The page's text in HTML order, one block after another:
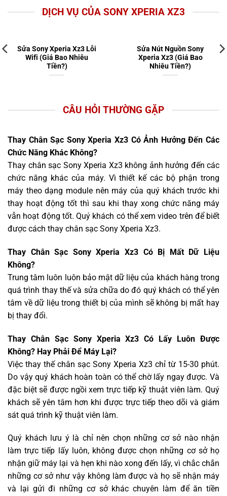
DỊCH VỤ CỦA SONY XPERIA XZ3
Sửa Sony Xperia Xz3 Lỗi
Wifi (Giá Bao Nhiêu
Tiền?)
Sửa Nút Nguồn Sony
Xperia Xz3 (Giá Bao
Nhiêu Tiền?)
CÂU HỎI THƯỜNG GẶP
Thay Chân Sạc Sony Xperia Xz3 Có Ảnh Hưởng Đến Các
Chức Năng Khác Không?
Thay chân sạc Sony Xperia Xz3 không ảnh hưởng đến các
chức năng khác của máy. Vì thiết kế các bộ phận trong
máy theo dạng module nên máy của quý khách trước khi
thay hoạt động tốt thì sau khi thay xong chức năng máy
vẫn hoạt động tốt. Quý khách có thể xem video trên để biết
được cách thay chân sạc Sony Xperia Xz3.
Thay Chân Sạc Sony Xperia Xz3 Có Bị Mất Dữ Liệu
Không?
Trung tâm luôn luôn bảo mật dữ liệu của khách hàng trong
quá trình thay thế và sửa chữa do đó quý khách có thể yên
tâm về dữ liệu trong thiết bị của mình sẽ không bị mất hay
bị thay đổi.
Thay Chân Sạc Sony Xperia Xz3 Có Lấy Luôn Được
Không? Hay Phải Để Máy Lại?
Việc thay thế chân sạc Sony Xperia Xz3 chỉ từ 15-30 phút.
Do vậy quý khách hoàn toàn có thể chờ lấy ngay được. Và
đặc biệt sẽ được ngồi xem trực tiếp kỹ thuật viên làm. Quý
khách sẽ yên tâm hơn khi được trực tiếp theo dõi và giám
sát quá trình kỹ thuật viên làm.
Quý khách lưu ý là chỉ nên chọn những cơ sở nào nhận
làm trực tiếp lấy luôn, không được chọn những cơ sở họ
nhận giữ máy lại và hẹn khi nào xong đến lấy, vì chắc chắn
những cơ sở như vậy không làm được và họ sẽ nhận máy
và lại gửi đi những cơ sở khác chuyên làm để ăn tiền